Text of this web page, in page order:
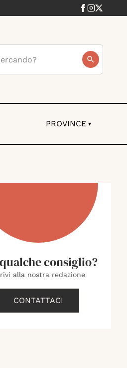
PROVINCE ▾
consiglio?
alla nostra redazione
CONTATTACI